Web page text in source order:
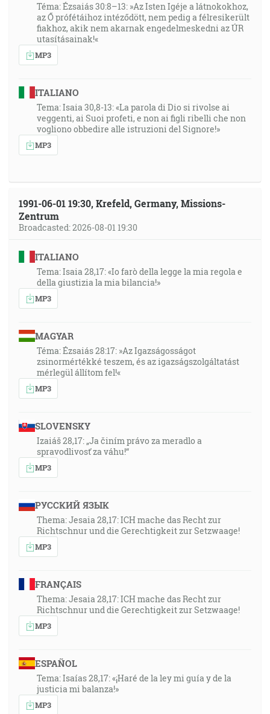
Téma: Ézsaiás 30:8–13: »Az Isten Igéje a látnokokhoz,
az Ő prófétáihoz intéződött, nem pedig a félresikerült
fiakhoz, akik nem akarnak engedelmeskedni az ÚR
utasításainak!«
MP3
ITALIANO
Tema: Isaia 30,8-13: «La parola di Dio si rivolse ai
veggenti, ai Suoi profeti, e non ai figli ribelli che non
vogliono obbedire alle istruzioni del Signore!»
MP3
1991-06-01 19:30, Krefeld, Germany, Missions-
Zentrum
Broadcasted: 2026-08-01 19:30
ITALIANO
Tema: Isaia 28,17: «Io farò della legge la mia regola e
della giustizia la mia bilancia!»
MP3
MAGYAR
Téma: Ézsaiás 28:17: »Az Igazságosságot
zsinormértékké teszem, és az igazságszolgáltatást
mérlegül állítom fel!«
MP3
SLOVENSKY
Izaiáš 28,17: „Ja činím právo za meradlo a
spravodlivosť za váhu!“
MP3
РУССКИЙ ЯЗЫК
Thema: Jesaia 28,17: ICH mache das Recht zur
Richtschnur und die Gerechtigkeit zur Setzwaage!
MP3
FRANÇAIS
Thema: Jesaia 28,17: ICH mache das Recht zur
Richtschnur und die Gerechtigkeit zur Setzwaage!
MP3
ESPAÑOL
Tema: Isaías 28,17: «¡Haré de la ley mi guía y de la
justicia mi balanza!»
MP3